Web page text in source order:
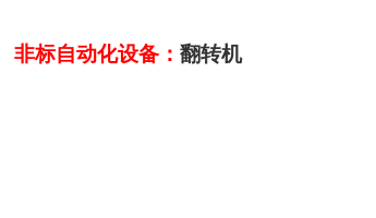
非标自动化设备： 翻转机